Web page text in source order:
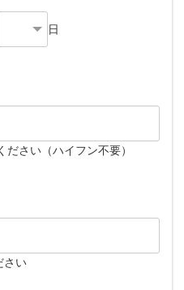
日
さい（ハイフン不要）
さい